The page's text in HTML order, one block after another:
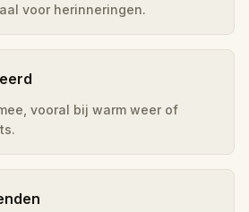
voor herinneringen.
vooral bij warm weer of